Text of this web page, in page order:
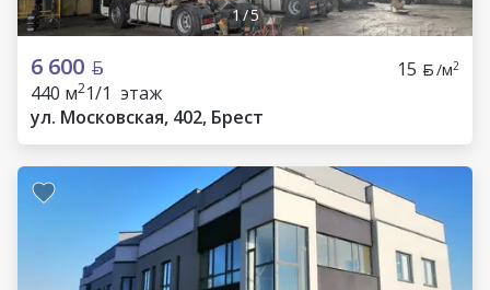
1/5
6 600 15 /м2
440 м21/1 этаж
ул. Московская, 402, Брест